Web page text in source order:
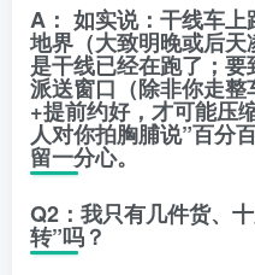
A： 如实说：干线车
地界（大致明晚或后天
是干线已经在跑了 ；
派送窗口 （除非你走
+提前约好，才可能压
人对你拍胸脯说”百分
留一分心。
Q2：我只有几件货、
转”吗？